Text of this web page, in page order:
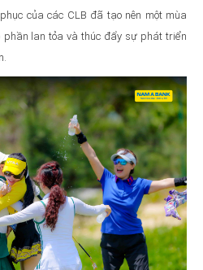
của các CLB đã tạo nên một mùa
lan tỏa và thúc đẩy sự phát triển